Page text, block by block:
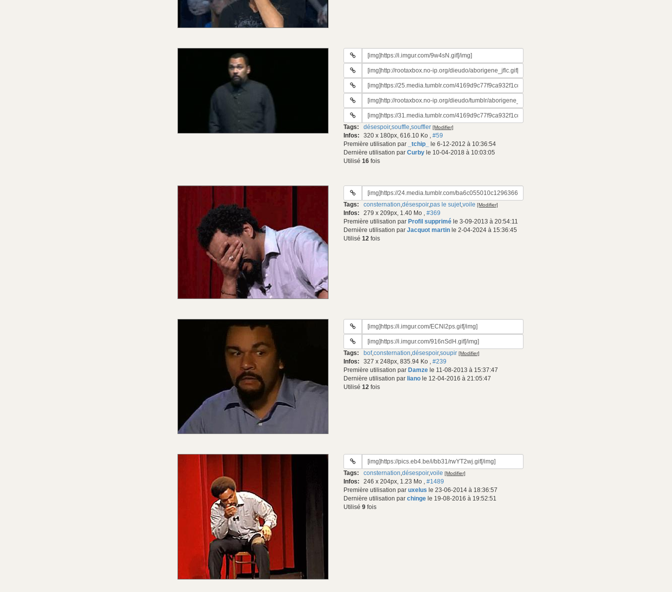
URL
gif:
URL
gif:
URL
gif:
URL
gif:
URL
du
gif:
Tags: désespoir,souffle,souffler [Modifier]
Infos: 320 x 180px, 616.10 Ko , #59
Première utilisation par
_tchip_
le 6-12-2012 à 10:36:54
Dernière utilisation par Curby le 10-04-2018 à 10:03:05
Utilisé 16 fois
URL
gif:
Tags: consternation,désespoir,pas le sujet,voile [Modifier]
Infos: 279 x 209px, 1.40 Mo , #369
Première utilisation par Profil supprimé le 3-09-2013 à 20:54:11
Dernière utilisation par Jacquot martin le 2-04-2024 à 15:36:45
Utilisé 12 fois
URL
gif:
URL
du
gif:
Tags: bof,consternation,désespoir,soupir [Modifier]
Infos: 327 x 248px, 835.94 Ko , #239
Première utilisation par Damze le 11-08-2013 à 15:37:47
Dernière utilisation par liano le 12-04-2016 à 21:05:47
Utilisé 12 fois
URL
gif:
Tags: consternation,désespoir,voile [Modifier]
Infos: 246 x 204px, 1.23 Mo , #1489
Première utilisation par uxelus le 23-06-2014 à 18:36:57
Dernière utilisation par chinge le 19-08-2016 à 19:52:51
Utilisé 9 fois